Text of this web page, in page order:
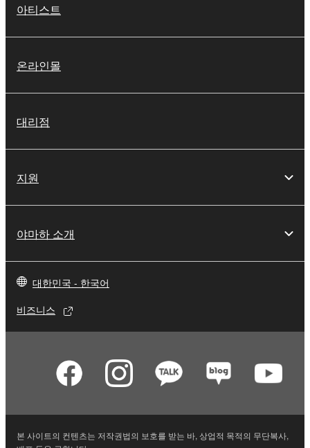
아티스트
온라인몰
대리점
지원
야마하 소개
대한민국 - 한국어
비즈니스
본 사이트의 컨텐츠는 저작권법의 보호를 받는 바, 상업적 목적의 무단복사,